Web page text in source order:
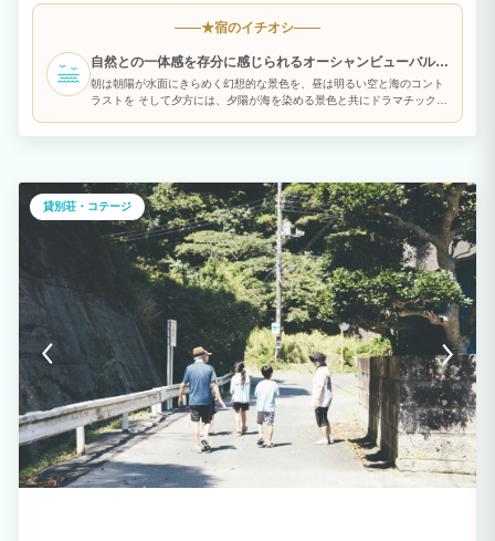
っていますので連泊にも最適です。 無料でＢＢＱキットを貸出していますので家族旅
★宿のイチオシ
自然との一体感を存分に感じられるオーシャンビューバルコ
ニー
朝は朝陽が水面にきらめく幻想的な景色を、昼は明るい空と海のコント
ラストを そして夕方には、夕陽が海を染める景色と共にドラマチックな
貸別荘・コテージ